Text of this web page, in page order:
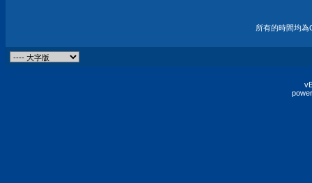
所有的時間均為